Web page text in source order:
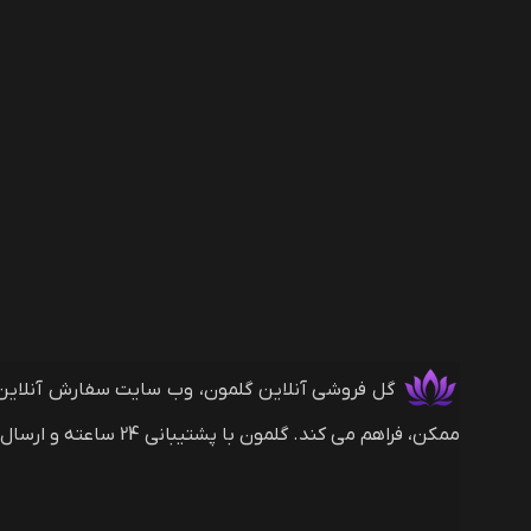
ممکن، فراهم می کند. گلمون با پشتیبانی 24 ساعته و ارسال های بین المللی (با روش های پرداخت ریالی و دلاری) همراه شماست.